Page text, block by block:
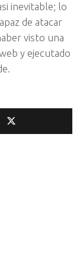
inevitable; lo
de atacar
visto una
y ejecutado